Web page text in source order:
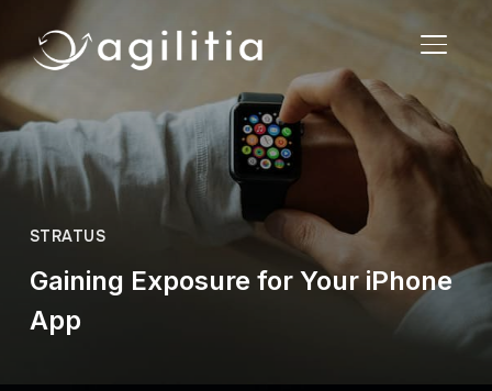
STRATUS
Gaining Exposure for Your iPhone
App